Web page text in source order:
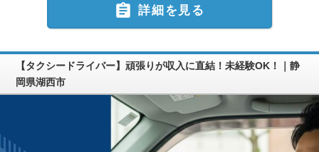
 詳細を見る
【タクシードライバー】頑張りが収入に直結！未経験OK！｜静
岡県湖西市